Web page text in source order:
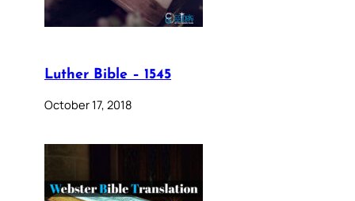
Luther Bible – 1545
October 17, 2018